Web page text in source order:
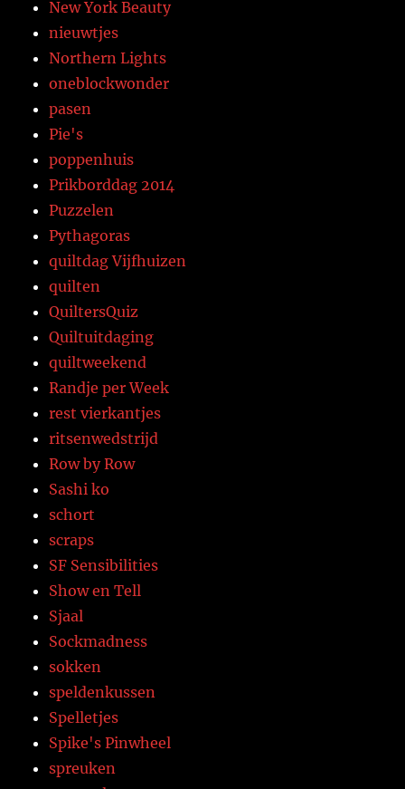
New York Beauty
nieuwtjes
Northern Lights
oneblockwonder
pasen
Pie's
poppenhuis
Prikborddag 2014
Puzzelen
Pythagoras
quiltdag Vijfhuizen
quilten
QuiltersQuiz
Quiltuitdaging
quiltweekend
Randje per Week
rest vierkantjes
ritsenwedstrijd
Row by Row
Sashi ko
schort
scraps
SF Sensibilities
Show en Tell
Sjaal
Sockmadness
sokken
speldenkussen
Spelletjes
Spike's Pinwheel
spreuken